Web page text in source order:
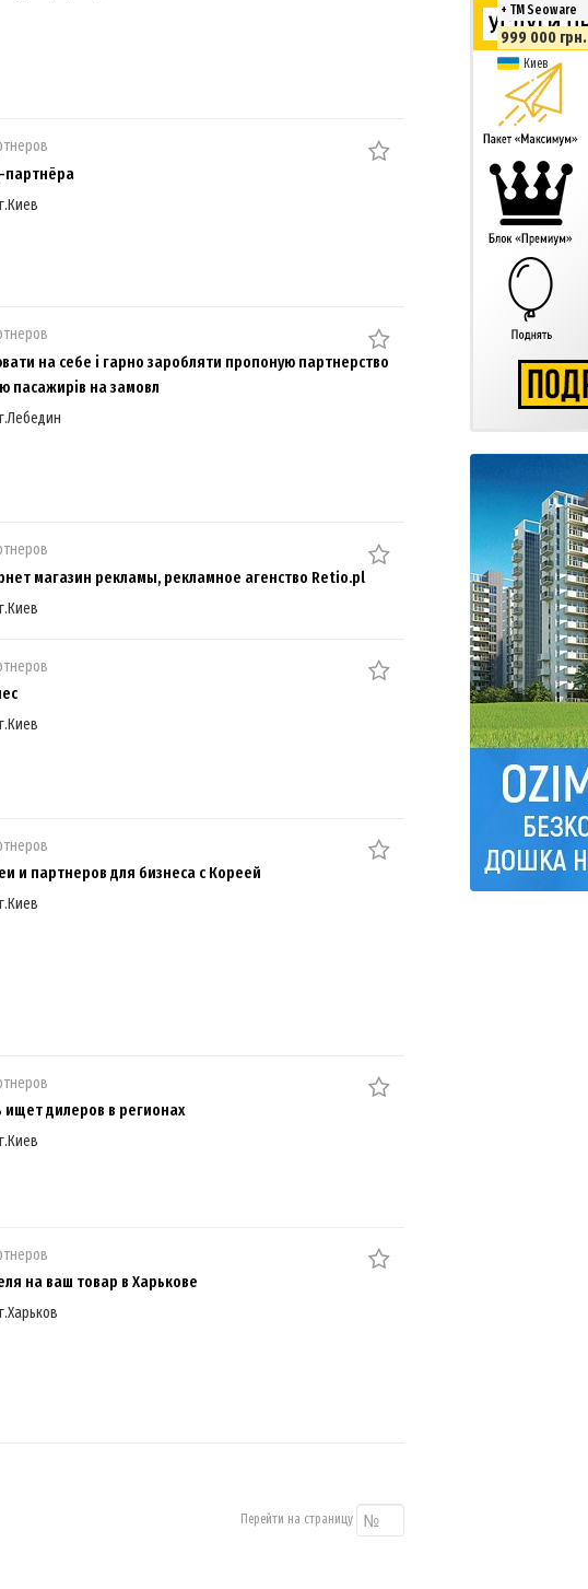
партнёра
на себе і гарно заробляти пропоную партнерство
пасажирів на замовл
магазин рекламы, рекламное агенство Retio.pl
и партнеров для бизнеса с Кореей
ищет дилеров в регионах
на ваш товар в Харькове
Перейти на страницу
+ ТМ Seoware
999 000 грн.
Киев